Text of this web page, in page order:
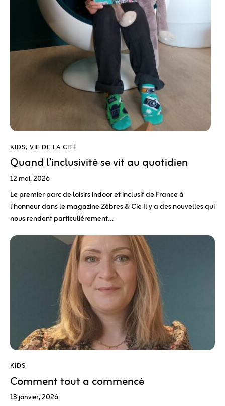
KIDS, VIE DE LA CITÉ
Quand l’inclusivité se vit au quotidien
12 mai, 2026
Le premier parc de loisirs indoor et inclusif de France à
l'honneur dans le magazine Zèbres & Cie Il y a des nouvelles qui
nous rendent particulièrement…
KIDS
Comment tout a commencé
13 janvier, 2026